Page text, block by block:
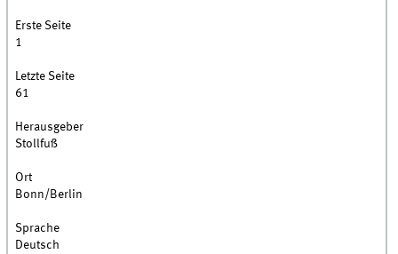
Erste Seite
1
Letzte Seite
61
Herausgeber
Stollfuß
Ort
Bonn/Berlin
Sprache
Deutsch